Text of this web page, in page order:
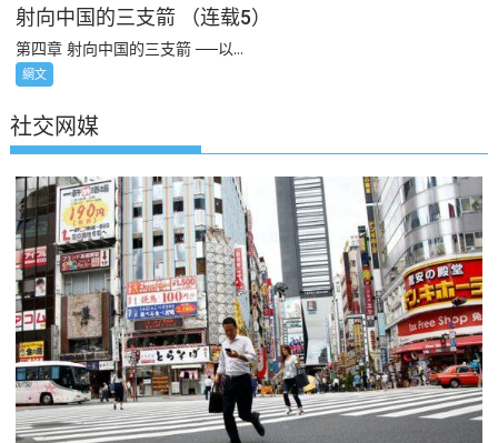
射向中国的三支箭 （连载5）
第四章 射向中国的三支箭 ──以...
網文
社交网媒